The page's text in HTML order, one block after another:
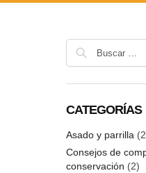
CATEGORÍAS
Asado y parrilla
Consejos de
conservación (2)